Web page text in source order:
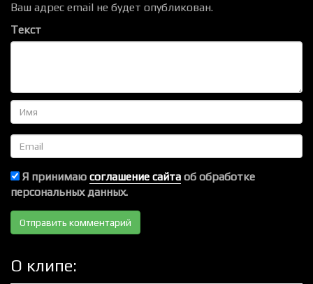
Ваш адрес email не будет опубликован.
Текст
Имя
Email
Я принимаю соглашение сайта об обработке
персональных данных.
О клипе: